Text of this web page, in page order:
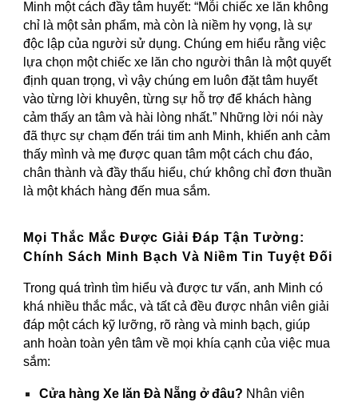
Minh một cách đầy tâm huyết: “Mỗi chiếc xe lăn không
chỉ là một sản phẩm, mà còn là niềm hy vọng, là sự
độc lập của người sử dụng. Chúng em hiểu rằng việc
lựa chọn một chiếc xe lăn cho người thân là một quyết
định quan trọng, vì vậy chúng em luôn đặt tâm huyết
vào từng lời khuyên, từng sự hỗ trợ để khách hàng
cảm thấy an tâm và hài lòng nhất.” Những lời nói này
đã thực sự chạm đến trái tim anh Minh, khiến anh cảm
thấy mình và mẹ được quan tâm một cách chu đáo,
chân thành và đầy thấu hiểu, chứ không chỉ đơn thuần
là một khách hàng đến mua sắm.
Mọi Thắc Mắc Được Giải Đáp Tận Tường:
Chính Sách Minh Bạch Và Niềm Tin Tuyệt Đối
Trong quá trình tìm hiểu và được tư vấn, anh Minh có
khá nhiều thắc mắc, và tất cả đều được nhân viên giải
đáp một cách kỹ lưỡng, rõ ràng và minh bạch, giúp
anh hoàn toàn yên tâm về mọi khía cạnh của việc mua
sắm:
Cửa hàng Xe lăn Đà Nẵng ở đâu? Nhân viên